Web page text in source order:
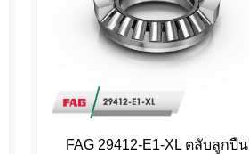
FAG 29412-E1-XL ตลับลูกปืน